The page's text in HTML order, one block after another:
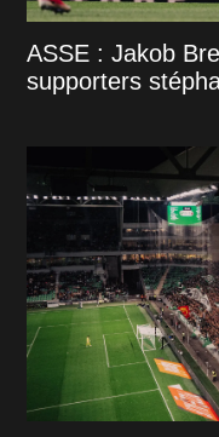
ASSE : Jakob
supporters